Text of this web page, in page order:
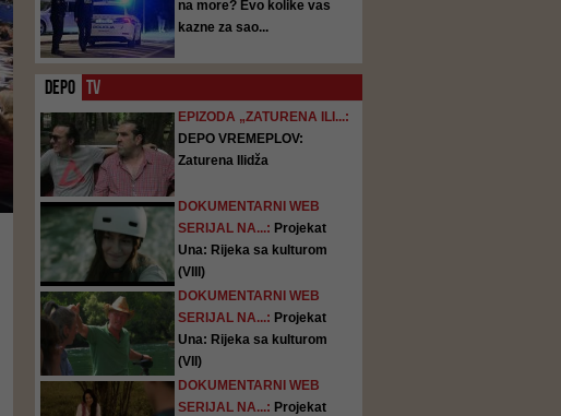
na more? Evo kolike vas
kazne za sao...
DEPO TV
EPIZODA „ZATURENA ILI...:
DEPO VREMEPLOV:
Zaturena Ilidža
DOKUMENTARNI WEB
SERIJAL NA...: Projekat
Una: Rijeka sa kulturom
(VIII)
DOKUMENTARNI WEB
SERIJAL NA...: Projekat
Una: Rijeka sa kulturom
(VII)
DOKUMENTARNI WEB
SERIJAL NA...: Projekat